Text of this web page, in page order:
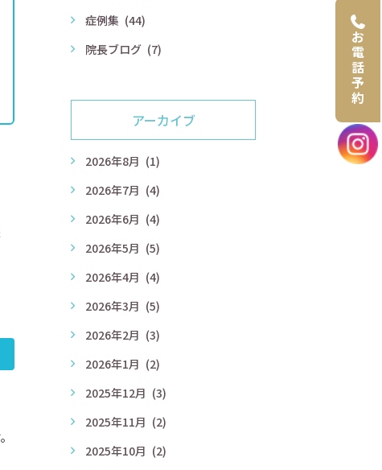
症例集 (44)
院長ブログ (7)
アーカイブ
2026年8月 (1)
2026年7月 (4)
2026年6月 (4)
2026年5月 (5)
2026年4月 (4)
2026年3月 (5)
2026年2月 (3)
2026年1月 (2)
2025年12月 (3)
2025年11月 (2)
2025年10月 (2)
お
電
話
予
約